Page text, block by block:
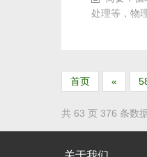
处理等，物
首页 «
共 63 页 376 条数